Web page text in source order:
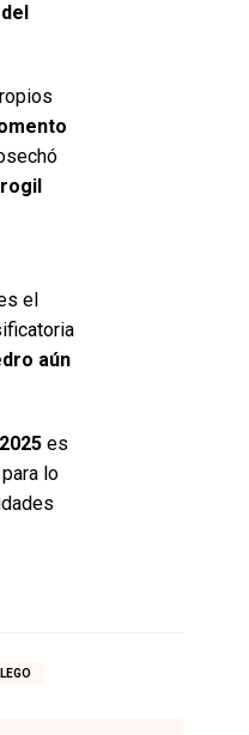
el
aún
es
lo